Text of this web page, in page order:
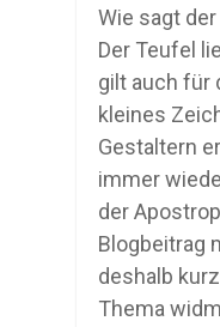
Wie sagt
Der Teufel
gilt auch für
kleines
Gestaltern
immer
der
Blogbeitrag
deshalb
Thema